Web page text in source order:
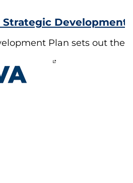
Development
Plan sets out the